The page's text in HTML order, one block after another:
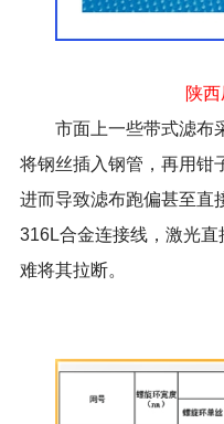
陕
市面上一些带式滤布
将钢丝插入钢管，再用钳
进而导致滤布跑偏甚至直
316L合金连接线，激光
难将其拉断。